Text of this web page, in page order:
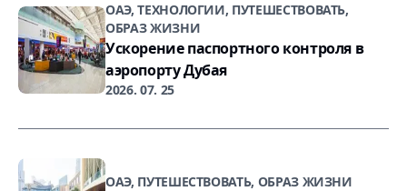
ОАЭ, ТЕХНОЛОГИИ, ПУТЕШЕСТВОВАТЬ,
ОБРАЗ ЖИЗНИ
Ускорение паспортного контроля в
аэропорту Дубая
2026. 07. 25
ОАЭ, ПУТЕШЕСТВОВАТЬ, ОБРАЗ ЖИЗНИ